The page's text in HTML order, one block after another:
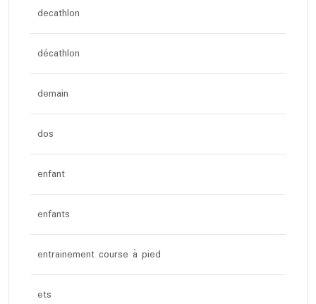
decathlon
décathlon
demain
dos
enfant
enfants
entrainement course à pied
ets